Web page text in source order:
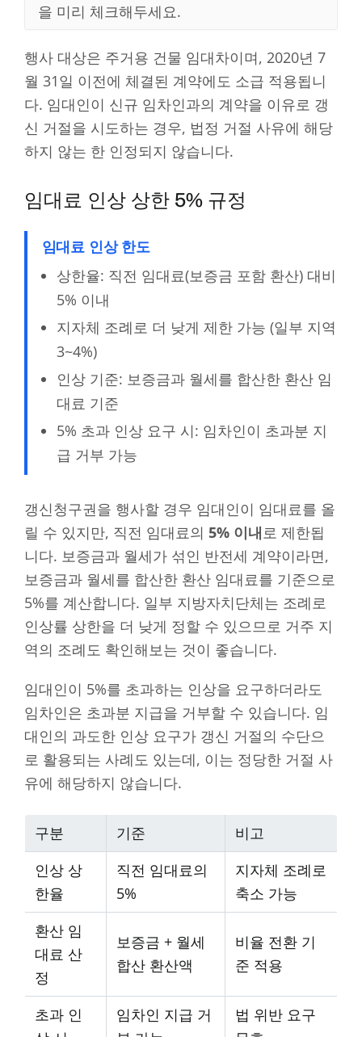
을 미리 체크해두세요.
행사 대상은 주거용 건물 임대차이며, 2020년 7
월 31일 이전에 체결된 계약에도 소급 적용됩니
다. 임대인이 신규 임차인과의 계약을 이유로 갱
신 거절을 시도하는 경우, 법정 거절 사유에 해당
하지 않는 한 인정되지 않습니다.
임대료 인상 상한 5% 규정
임대료 인상 한도
상한율: 직전 임대료(보증금 포함 환산) 대비
5% 이내
지자체 조례로 더 낮게 제한 가능 (일부 지역
3~4%)
인상 기준: 보증금과 월세를 합산한 환산 임
대료 기준
5% 초과 인상 요구 시: 임차인이 초과분 지
급 거부 가능
갱신청구권을 행사할 경우 임대인이 임대료를 올
릴 수 있지만, 직전 임대료의 5% 이내로 제한됩
니다. 보증금과 월세가 섞인 반전세 계약이라면,
보증금과 월세를 합산한 환산 임대료를 기준으로
5%를 계산합니다. 일부 지방자치단체는 조례로
인상률 상한을 더 낮게 정할 수 있으므로 거주 지
역의 조례도 확인해보는 것이 좋습니다.
임대인이 5%를 초과하는 인상을 요구하더라도
임차인은 초과분 지급을 거부할 수 있습니다. 임
대인의 과도한 인상 요구가 갱신 거절의 수단으
로 활용되는 사례도 있는데, 이는 정당한 거절 사
유에 해당하지 않습니다.
구분 기준
비고
인상 상
한율
직전 임대료의
5%
지자체 조례로
축소 가능
환산 임
대료 산
정
보증금 + 월세
합산 환산액
비율 전환 기
준 적용
초과 인
임차인 지급 거
법 위반 요구